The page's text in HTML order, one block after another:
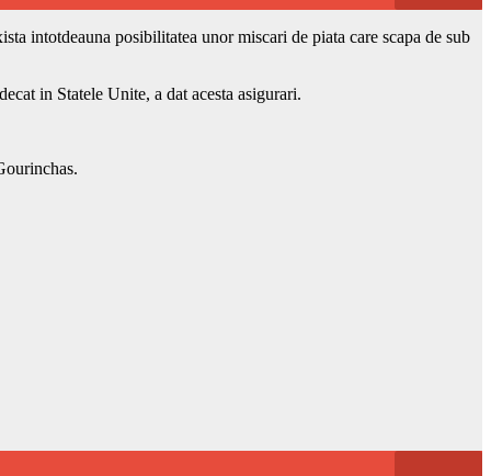
intotdeauna posibilitatea unor miscari de piata care scapa de sub
in Statele Unite, a dat acesta asigurari.